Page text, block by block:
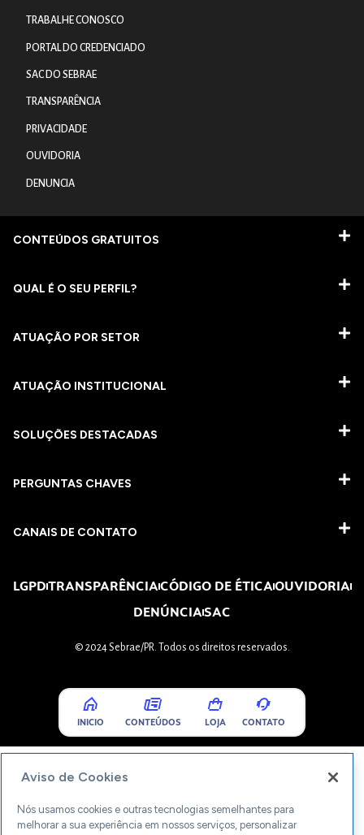
TRABALHE CONOSCO
PORTAL DO CREDENCIADO
SAC DO SEBRAE
TRANSPARÊNCIA
PRIVACIDADE
OUVIDORIA
DENUNCIA
CONTEÚDOS GRATUITOS
QUAL É O SEU PERFIL?
ATUAÇÃO POR SETOR
ATUAÇÃO INSTITUCIONAL
SOLUÇÕES DESTACADAS
PERGUNTAS CHAVES​
CANAIS DE CONTATO
LGPDTRANSPARÊNCIACÓDIGO DE ÉTICAOUVIDORIA
DENÚNCIASAC
© 2024 Sebrae/PR. Todos os direitos reservados.
INICIO CONTEÚDOS LOJA CONTATO
Aviso de Cookies
Nós usamos cookies e outras tecnologias semelhantes para
melhorar a sua experiência em nossos serviços, personalizar